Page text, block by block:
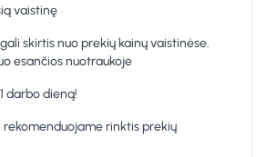
vaistinę
skirtis nuo prekių kainų vaistinėse.
esančios nuotraukoje
darbo dieną!
rinktis prekių